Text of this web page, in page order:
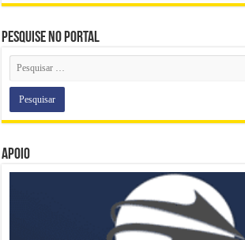
Pesquise no portal
Apoio